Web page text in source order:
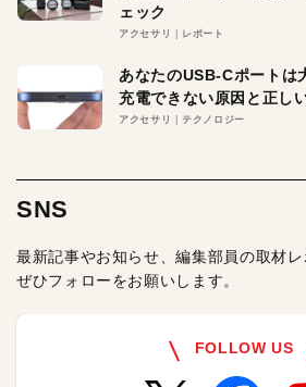
ェック
アクセサリ レポート
あなたのUSB-Cポートは
充電できない原因と正し
アクセサリ テクノロジー
SNS
最新記事やお知らせ、編集部員の取材レ
ぜひフォローをお願いします。
FOLLOW US